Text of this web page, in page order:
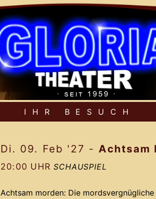
IHR BESUCH
Di. 09. Feb '27 -Achtsam
20:00 UHRSCHAUSPIEL
Achtsam morden: Die